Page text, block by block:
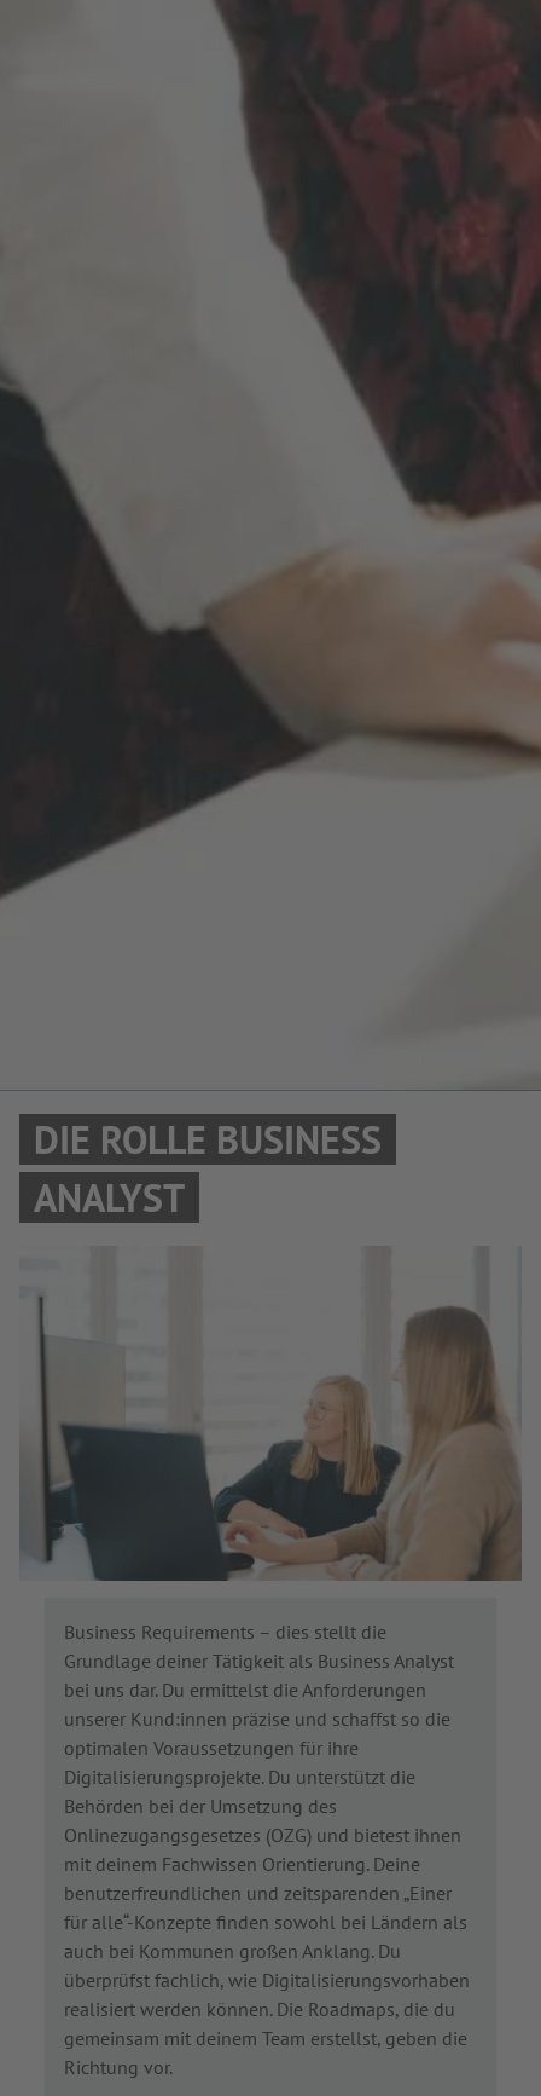
DIE ROLLE BUSINESS
ANALYST
Business Requirements – dies stellt die
Grundlage deiner Tätigkeit als Business Analyst
bei uns dar. Du ermittelst die Anforderungen
unserer Kund:innen präzise und schaffst so die
optimalen Voraussetzungen für ihre
Digitalisierungsprojekte. Du unterstützt die
Behörden bei der Umsetzung des
Onlinezugangsgesetzes (OZG) und bietest ihnen
mit deinem Fachwissen Orientierung. Deine
benutzerfreundlichen und zeitsparenden „Einer
für alle“-Konzepte finden sowohl bei Ländern als
auch bei Kommunen großen Anklang. Du
überprüfst fachlich, wie Digitalisierungsvorhaben
realisiert werden können. Die Roadmaps, die du
gemeinsam mit deinem Team erstellst, geben die
Richtung vor.